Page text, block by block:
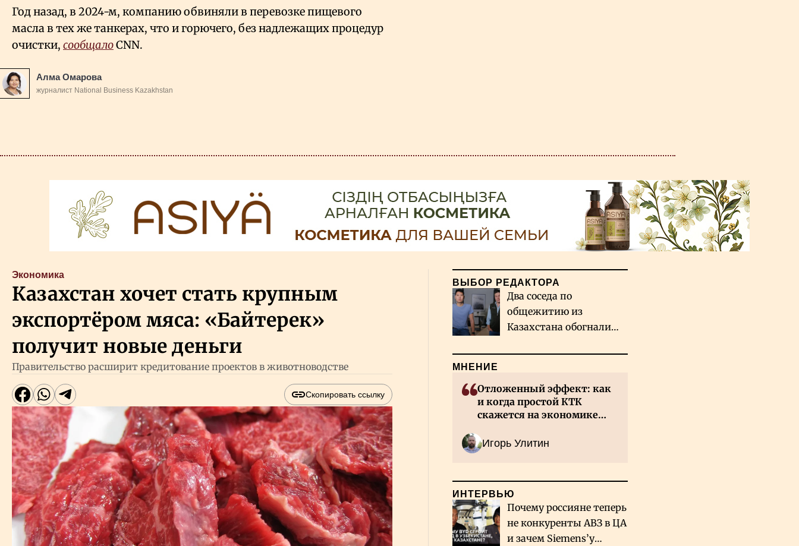
Год назад, в 2024-м, компанию обвиняли в перевозке пищевого
масла в тех же танкерах, что и горючего, без надлежащих процедур
очистки, сообщалоCNN.
Алма Омарова
журналист National Business Kazakhstan
Экономика
Казахстан хочет стать крупным
экспортёром мяса: «Байтерек»
получит новые деньги
Правительство расширит кредитование проектов в животноводстве
Скопировать ссылку
ВЫБОР РЕДАКТОРА
Два соседа по
общежитию из
Казахстана обогнали
МНЕНИЕ
Отложенный эффект: как
и когда простой КТК
скажется на экономике
Игорь Улитин
ИНТЕРВЬЮ
Почему россияне теперь
не конкуренты АВЗ в ЦА
и зачем Siemens’у